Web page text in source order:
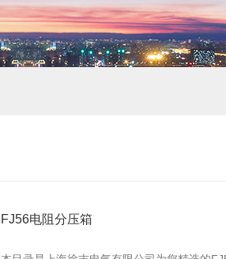
FJ56电阻分压箱